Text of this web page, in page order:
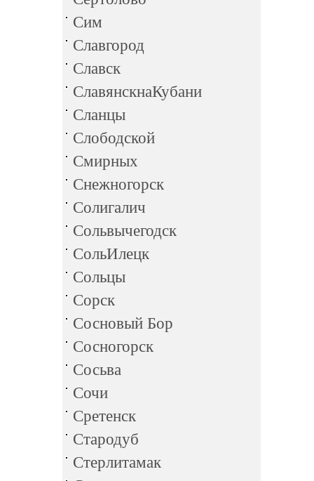
Сим
Славгород
Славск
СлавянскнаКубани
Сланцы
Слободской
Смирных
Снежногорск
Солигалич
Сольвычегодск
СольИлецк
Сольцы
Сорск
Сосновый Бор
Сосногорск
Сосьва
Сочи
Сретенск
Стародуб
Стерлитамак